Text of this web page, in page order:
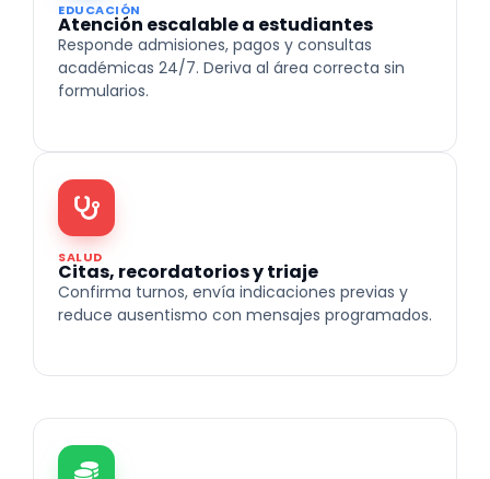
EDUCACIÓN
Atención escalable a estudiantes
Responde admisiones, pagos y consultas
académicas 24/7. Deriva al área correcta sin
formularios.
SALUD
Citas, recordatorios y triaje
Confirma turnos, envía indicaciones previas y
reduce ausentismo con mensajes programados.